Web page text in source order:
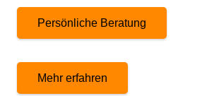
Persönliche Beratung
Mehr erfahren